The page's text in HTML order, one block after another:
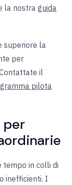
la nostra guida
superiore la
per
il
pilota
per
in colli di
inefficienti. I